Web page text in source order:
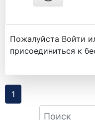
Пожалуйста Войти
присоединиться к
1